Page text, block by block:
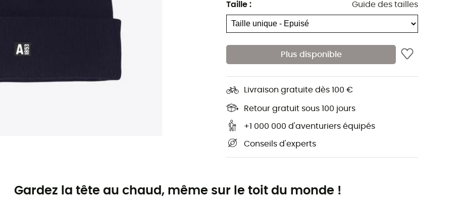
Taille : Guide des tailles
Plus disponible
Livraison gratuite dès 100 €
Retour gratuit sous 100 jours
+1 000 000 d'aventuriers équipés
Conseils d'experts
Gardez la tête au chaud, même sur le toit du monde !